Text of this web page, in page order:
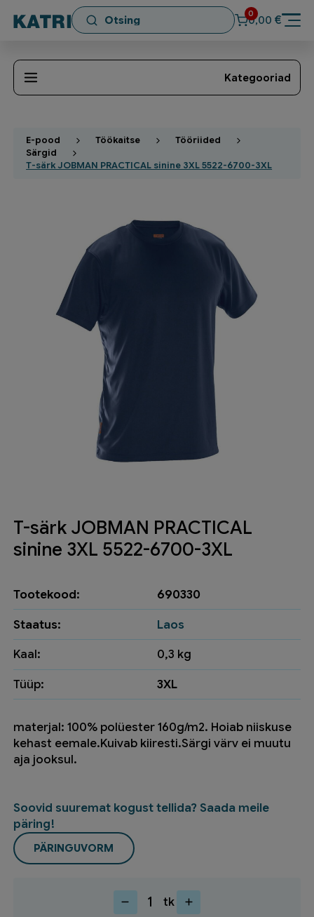
0
0,00 €
Kategooriad
E-pood Töökaitse
Tööriided
Särgid
T-särk JOBMAN PRACTICAL sinine 3XL 5522-6700-3XL
T-särk JOBMAN PRACTICAL
sinine 3XL 5522-6700-3XL
Tootekood: 690330
Staatus: Laos
Kaal: 0,3 kg
Tüüp: 3XL
materjal: 100% polüester 160g/m2. Hoiab niiskuse
kehast eemale.Kuivab kiiresti.Särgi värv ei muutu
aja jooksul.
Soovid suuremat kogust tellida? Saada meile
päring!
PÄRINGUVORM
tk